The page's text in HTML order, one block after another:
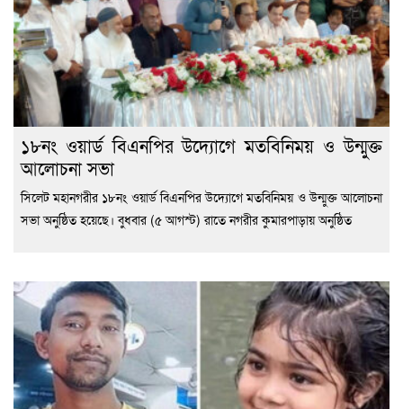
১৮নং ওয়ার্ড বিএনপির উদ্যোগে মতবিনিময় ও উন্মুক্ত
আলোচনা সভা
সিলেট মহানগরীর ১৮নং ওয়ার্ড বিএনপির উদ্যোগে মতবিনিময় ও উন্মুক্ত আলোচনা
সভা অনুষ্ঠিত হয়েছে। বুধবার (৫ আগস্ট) রাতে নগরীর কুমারপাড়ায় অনুষ্ঠিত